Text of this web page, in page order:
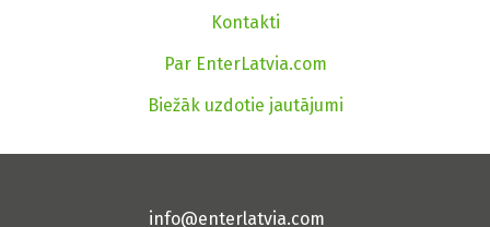
Kontakti
Par EnterLatvia.com
Biežāk uzdotie jautājumi
info@enterlatvia.com